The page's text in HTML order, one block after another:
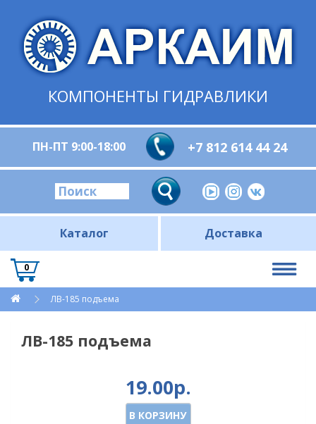
КОМПОНЕНТЫ ГИДРАВЛИКИ
ПН-ПТ 9:00-18:00 +7 812 614 44 24
Каталог Доставка
0
ЛВ-185 подъема
ЛВ-185 подъема
19.00р.
В КОРЗИНУ